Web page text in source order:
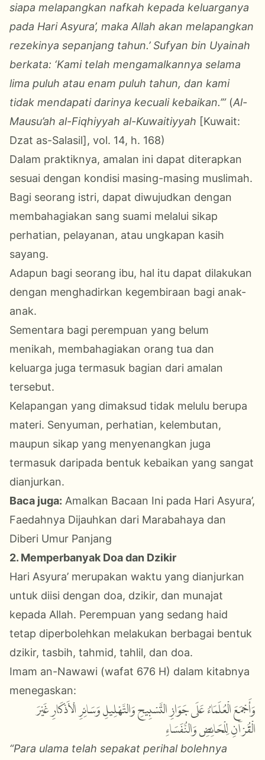
siapa melapangkan nafkah kepada keluarganya
pada Hari Asyura’, maka Allah akan melapangkan
rezekinya sepanjang tahun.’ Sufyan bin Uyainah
berkata: ‘Kami telah mengamalkannya selama
lima puluh atau enam puluh tahun, dan kami
tidak mendapati darinya kecuali kebaikan.’”(Al-
Mausu’ah al-Fiqhiyyah al-Kuwaitiyyah [Kuwait:
Dzat as-Salasil], vol. 14, h. 168)
Dalam praktiknya, amalan ini dapat diterapkan
sesuai dengan kondisi masing-masing muslimah.
Bagi seorang istri, dapat diwujudkan dengan
membahagiakan sang suami melalui sikap
perhatian, pelayanan, atau ungkapan kasih
sayang.
Adapun bagi seorang ibu, hal itu dapat dilakukan
dengan menghadirkan kegembiraan bagi anak-
anak.
Sementara bagi perempuan yang belum
menikah, membahagiakan orang tua dan
keluarga juga termasuk bagian dari amalan
tersebut.
Kelapangan yang dimaksud tidak melulu berupa
materi. Senyuman, perhatian, kelembutan,
maupun sikap yang menyenangkan juga
termasuk daripada bentuk kebaikan yang sangat
dianjurkan.
Baca juga: Amalkan Bacaan Ini pada Hari Asyura’,
Faedahnya Dijauhkan dari Marabahaya dan
Diberi Umur Panjang
2. Memperbanyak Doa dan Dzikir
Hari Asyura’ merupakan waktu yang dianjurkan
untuk diisi dengan doa, dzikir, dan munajat
kepada Allah. Perempuan yang sedang haid
tetap diperbolehkan melakukan berbagai bentuk
dzikir, tasbih, tahmid, tahlil, dan doa.
Imam an-Nawawi (wafat 676 H) dalam kitabnya
menegaskan:
وَأَجْمَعَ الْعُلَمَاءُ عَلَى جَوَازِ التَّسْبِيحِ وَالتَّهْلِيلِ وَسَائِرِ الْأَذْكَارِ غَيْرَ
الْقُرْآنِ لِلْحَائِضِ وَالنُّفَسَاءِ
“Para ulama telah sepakat perihal bolehnya